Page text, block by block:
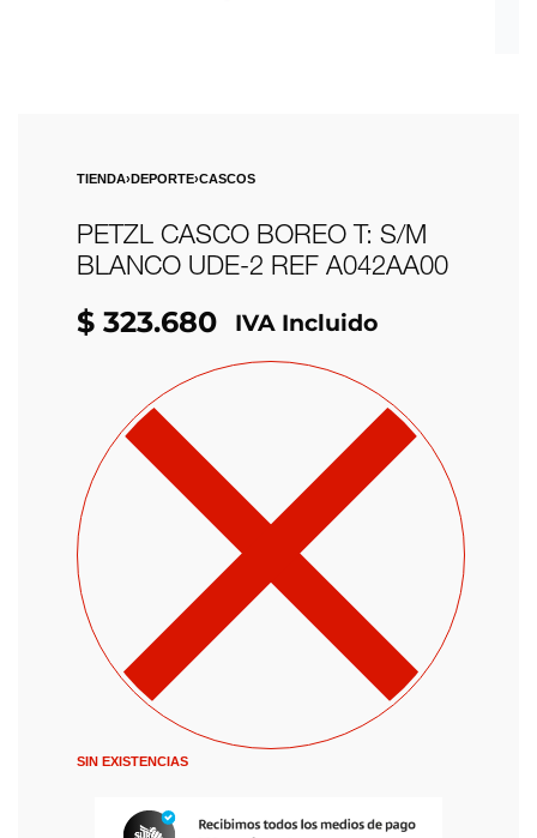
TIENDA›DEPORTE›CASCOS
PETZL CASCO BOREO T: S/M
BLANCO UDE-2 REF A042AA00
$ 323.680 IVA Incluido
SIN EXISTENCIAS